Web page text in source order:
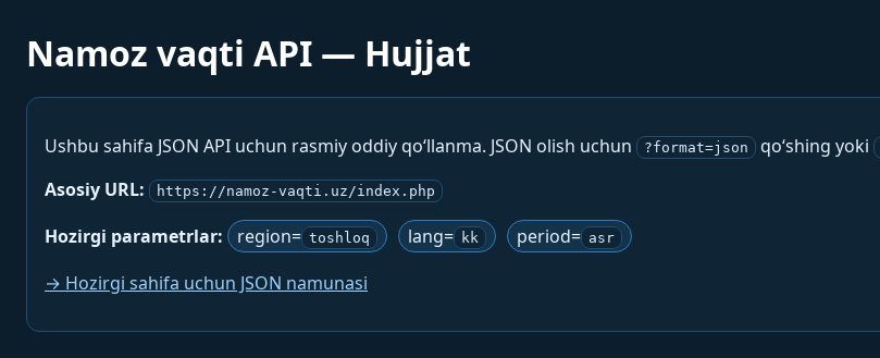
Namoz vaqti API — Hujjat
Ushbu sahifa JSON API uchun rasmiy oddiy qo‘llanma. JSON olish uchun ?format=json qo‘shing yoki
Asosiy URL:
https://namoz-vaqti.uz/index.php
Hozirgi parametrlar: region= toshloq lang= kk period= asr
→ Hozirgi sahifa uchun JSON namunasi